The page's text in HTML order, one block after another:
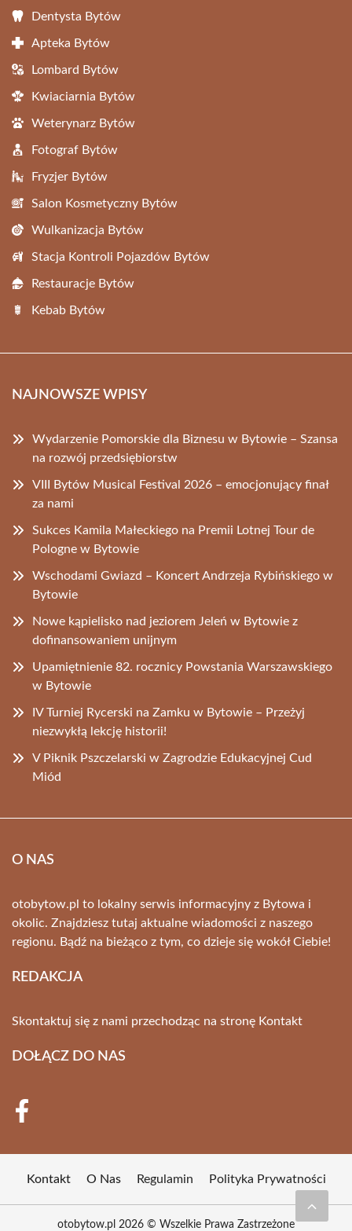
Dentysta Bytów
Apteka Bytów
Lombard Bytów
Kwiaciarnia Bytów
Weterynarz Bytów
Fotograf Bytów
Fryzjer Bytów
Salon Kosmetyczny Bytów
Wulkanizacja Bytów
Stacja Kontroli Pojazdów Bytów
Restauracje Bytów
Kebab Bytów
NAJNOWSZE WPISY
Wydarzenie Pomorskie dla Biznesu w Bytowie – Szansa
na rozwój przedsiębiorstw
VIII Bytów Musical Festival 2026 – emocjonujący finał
za nami
Sukces Kamila Małeckiego na Premii Lotnej Tour de
Pologne w Bytowie
Wschodami Gwiazd – Koncert Andrzeja Rybińskiego w
Bytowie
Nowe kąpielisko nad jeziorem Jeleń w Bytowie z
dofinansowaniem unijnym
Upamiętnienie 82. rocznicy Powstania Warszawskiego
w Bytowie
IV Turniej Rycerski na Zamku w Bytowie – Przeżyj
niezwykłą lekcję historii!
V Piknik Pszczelarski w Zagrodzie Edukacyjnej Cud
Miód
O NAS
otobytow.pl to lokalny serwis informacyjny z Bytowa i
okolic. Znajdziesz tutaj aktualne wiadomości z naszego
regionu. Bądź na bieżąco z tym, co dzieje się wokół Ciebie!
REDAKCJA
Skontaktuj się z nami przechodząc na stronę Kontakt
DOŁĄCZ DO NAS
Kontakt O Nas Regulamin Polityka Prywatności
otobytow.pl 2026 © Wszelkie Prawa Zastrzeżone